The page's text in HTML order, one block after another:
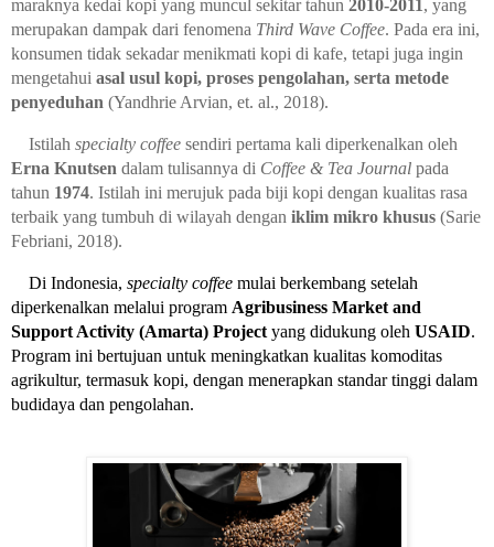
maraknya kedai kopi yang muncul sekitar tahun 2010-2011, yang
merupakan dampak dari fenomena Third Wave Coffee. Pada era ini,
konsumen tidak sekadar menikmati kopi di kafe, tetapi juga ingin
mengetahui asal usul kopi, proses pengolahan, serta metode
penyeduhan (Yandhrie Arvian, et. al., 2018).
Istilah specialty coffee sendiri pertama kali diperkenalkan oleh
Erna Knutsen dalam tulisannya di Coffee & Tea Journal pada
tahun 1974. Istilah ini merujuk pada biji kopi dengan kualitas rasa
terbaik yang tumbuh di wilayah dengan iklim mikro khusus (Sarie
Febriani, 2018).
Di Indonesia, specialty coffee mulai berkembang setelah
diperkenalkan melalui program Agribusiness Market and
Support Activity (Amarta) Project yang didukung oleh USAID.
Program ini bertujuan untuk meningkatkan kualitas komoditas
agrikultur, termasuk kopi, dengan menerapkan standar tinggi dalam
budidaya dan pengolahan.